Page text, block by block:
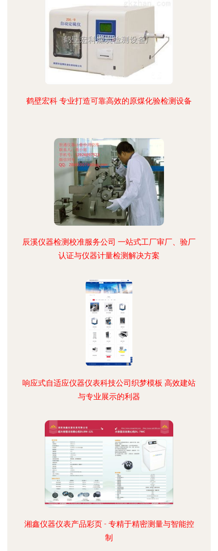
鹤壁宏科 专业打造可靠高效的原煤化验检测设备
辰溪仪器检测校准服务公司 一站式工厂审厂、验厂
认证与仪器计量检测解决方案
响应式自适应仪器仪表科技公司织梦模板 高效建站
与专业展示的利器
湘鑫仪器仪表产品彩页 - 专精于精密测量与智能控
制